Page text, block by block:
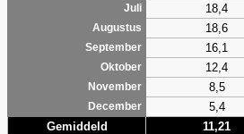
Juli
18,4
Augustus
18,6
September
16,1
Oktober
12,4
November
8,5
December
5,4
Gemiddeld 11,21